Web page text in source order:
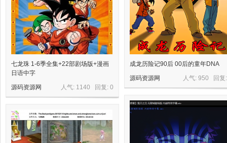
七龙珠 1-6季全集+22部剧场版+漫画
日语中字
人气: 1140 回复: 0
源码资源网
成龙历险记90后 00后的童年DNA
人气: 950 回
源码资源网